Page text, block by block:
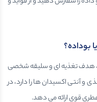
بوداده؟
هدف تغذیه ای و سلیقه شخصی
آنتی اکسیدان ها را دارد، در
قوی ارائه می دهد.